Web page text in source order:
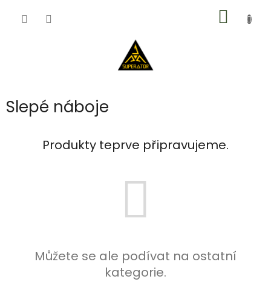
Slepé náboje
Produkty teprve připravujeme.
Můžete se ale podívat na ostatní
kategorie.